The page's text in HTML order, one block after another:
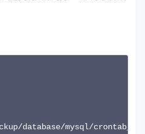
database/mysql/